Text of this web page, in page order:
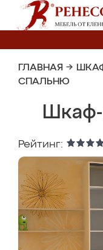
ГЛАВНАЯ →
СПАЛЬНЮ
Рейтинг: